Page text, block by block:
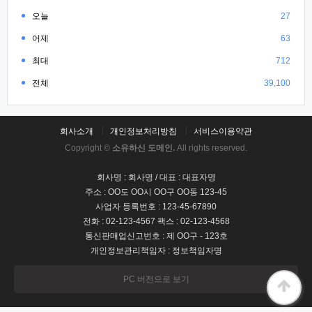
오늘 27
어제 63
최대 712
전체 39,100
회사소개 개인정보처리방침
서비스이용약관
Copyright © 소유하신 도메인. All rights reserved.
회사명 : 회사명 / 대표 : 대표자명
주소 : OO도 OO시 OO구 OO동 123-45
사업자 등록번호 : 123-45-67890
전화 : 02-123-4567 팩스 : 02-123-4568
통신판매업신고번호 : 제 OO구 - 123호
개인정보관리책임자 : 정보책임자명
PC 버전으로 보기